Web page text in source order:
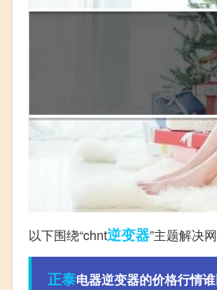
以下围绕“chnt逆变器”主题解决
正泰电器逆变器的价格行情